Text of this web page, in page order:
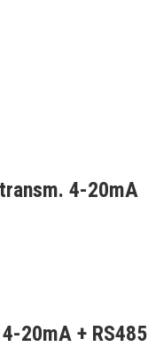
4-20mA
20mA + RS485